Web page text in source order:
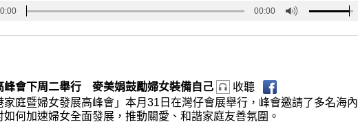
00:00
峰會下周二舉行 麥美娟鼓勵婦女裝備自己
收聽
家庭暨婦女發展高峰會」本月31日在灣仔會展舉行，峰會邀請了多名海內
如何加速婦女全面發展，推動關愛、和諧家庭友善氛圍。